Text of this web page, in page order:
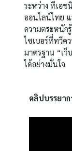
ระหว่าง ทีเอ
ออนไลน์ไทย
ความตระหนัก
ไซเบอร์ที่ทวีค
มาตรฐาน “เ
ได้อย่างมั่นใจ
คลิปบรรยา